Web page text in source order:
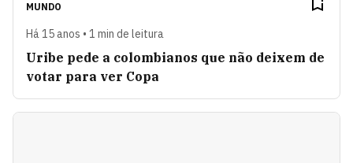
MUNDO
Há 15 anos • 1 min de leitura
Uribe pede a colombianos que não deixem de
votar para ver Copa